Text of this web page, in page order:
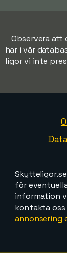
Observera
har i vår
ligor vi inte
för
information
kontakta
annonsering